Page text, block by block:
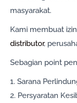
masyarakat.
Kami membuat
distributor,
Sebagian point
1. Sarana
2. Persyaratan